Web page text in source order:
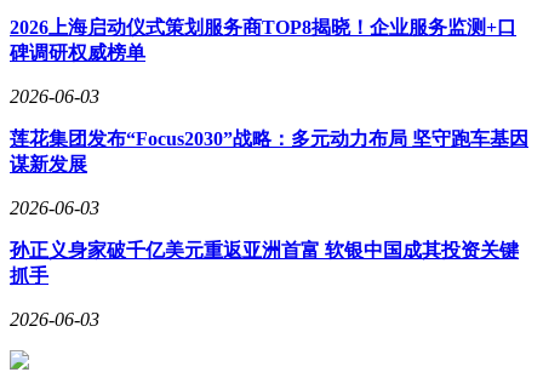
2026上海启动仪式策划服务商TOP8揭晓！企业服务监测+口
碑调研权威榜单
2026-06-03
莲花集团发布“Focus2030”战略：多元动力布局 坚守跑车基因
谋新发展
2026-06-03
孙正义身家破千亿美元重返亚洲首富 软银中国成其投资关键
抓手
2026-06-03